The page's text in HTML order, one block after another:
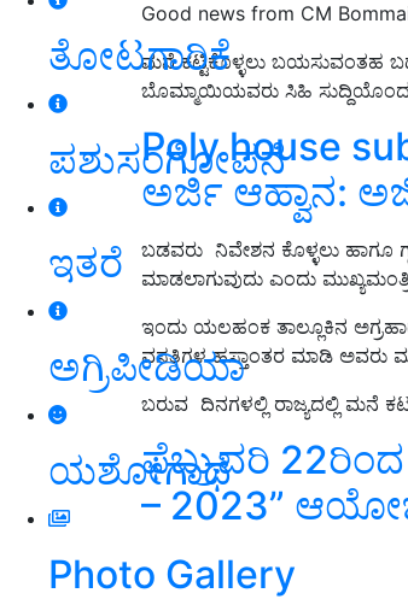
ತೋಟಗಾರಿಕೆ
ಪಶುಸಂಗೋಪನೆ
ಇತರೆ
ಅಗ್ರಿಪೀಡಿಯಾ
ಯಶೋಗಾಥೆ
Photo Gallery
Good news from CM
ಮನೆ ಕಟ್ಟಿಕೊಳ್ಳಲು ಬಯಸುವಂತಹ
ಬೊಮ್ಮಾಯಿಯವರು ಸಿಹಿ
Poly house
ಅರ್ಜಿ ಆಹ್ವಾನ:
ಬಡವರು ನಿವೇಶನ ಕೊಳ್ಳಲು ಹಾಗೂ
ಮಾಡಲಾಗುವುದು ಎಂದು
ಇಂದು ಯಲಹಂಕ ತಾಲ್ಲೂಕಿನ
ವಸತಿಗಳ ಹಸ್ತಾಂತರ ಮಾಡಿ ಅವರು
ಬರುವ ದಿನಗಳಲ್ಲಿ ರಾಜ್ಯದಲ್ಲಿ ಮನೆ
ಫೆಬ್ರುವರಿ
– 2023”